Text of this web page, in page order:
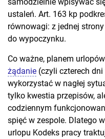
ustaleń. Art. 163 kp
równowagi: z jednej
do wypoczynku.
Co ważne, planem
żądanie (czyli czterech
wykorzystać w nagłej
tylko kwestia przepisów,
codziennym
spięć w zespole. Dlatego
urlopu Kodeks pracy